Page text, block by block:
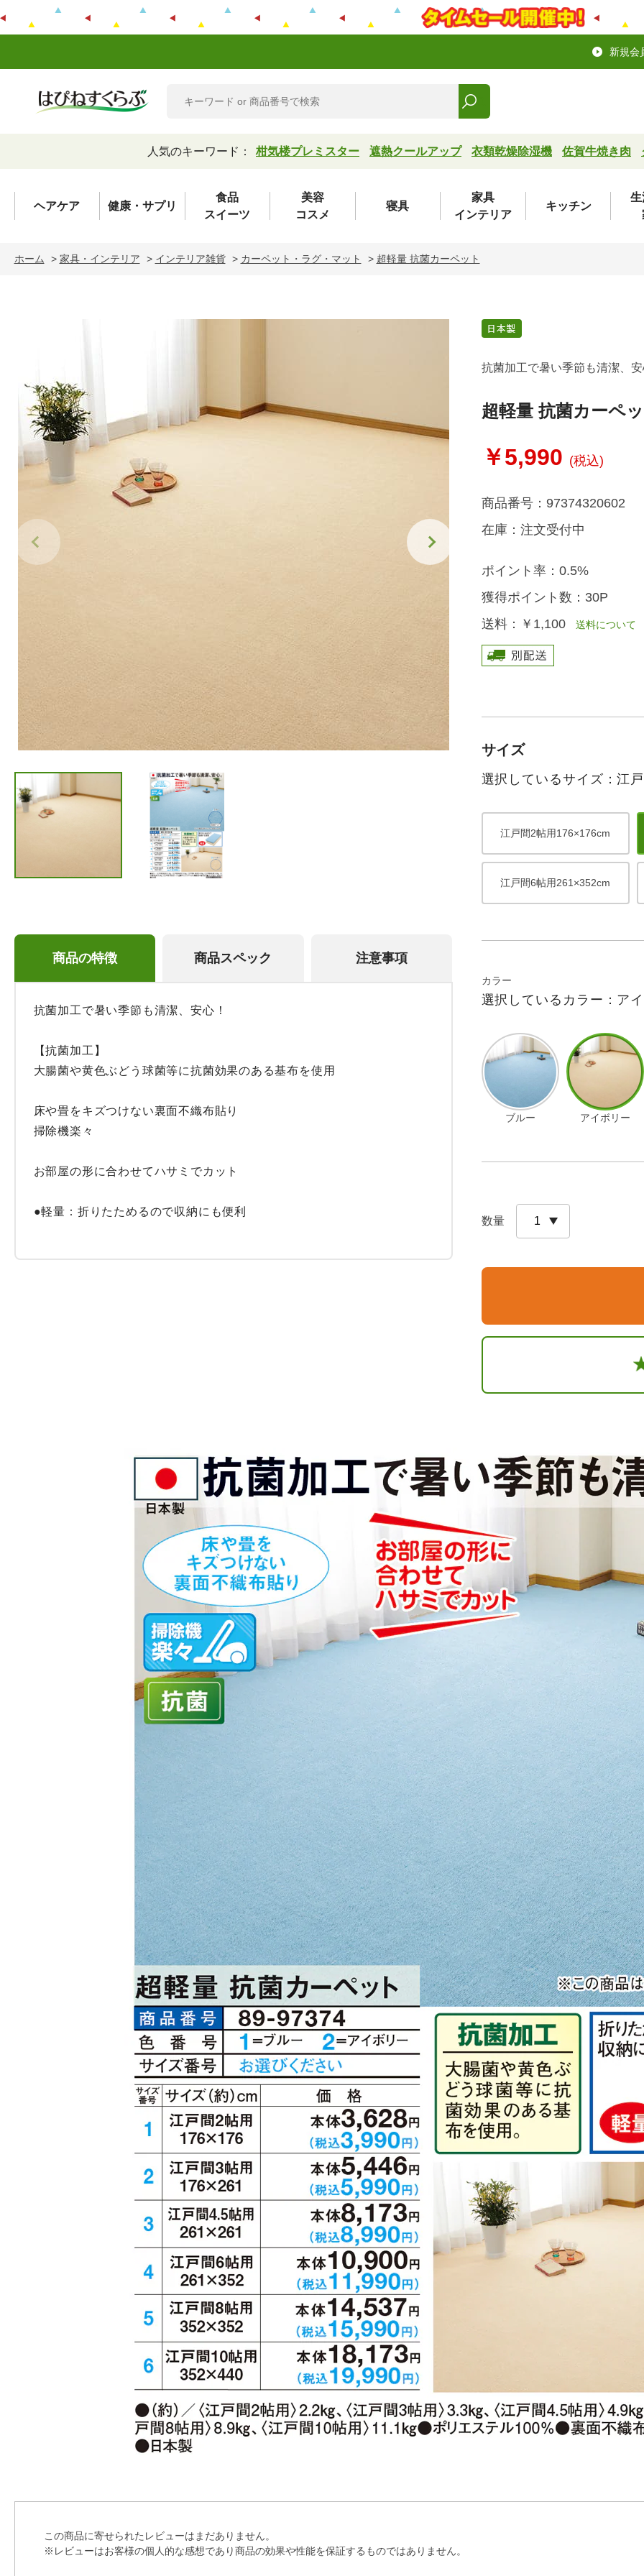
新規会
人気のキーワード： 柑気楼プレミスター 遮熱クールアップ 衣類乾燥除湿機 佐賀牛焼き肉
ヘアケア 健康・サプリ
食品
スイーツ
美容
コスメ
寝具
家具
インテリア
キッチン
生
ホーム > 家具・インテリア > インテリア雑貨 > カーペット・ラグ・マット > 超軽量 抗菌カーペット
商品の特徴 商品スペック 注意事項
抗菌加工で暑い季節も清潔、安心！
【抗菌加工】
大腸菌や黄色ぶどう球菌等に抗菌効果のある基布を使用
床や畳をキズつけない裏面不織布貼り
掃除機楽々
お部屋の形に合わせてハサミでカット
●軽量：折りたためるので収納にも便利
抗菌加工で暑い季節も清潔、
超軽量 抗菌カーペ
￥5,990 (税込)
商品番号： 97374320602
在庫： 注文受付中
ポイント率： 0.5%
獲得ポイント数： 30P
送料： ￥1,100送料について
サイズ
選択しているサイズ：江
江戸間2帖用176×176cm
江戸間6帖用261×352cm
カラー
選択しているカラー：ア
ブルー アイボリー
数量
この商品に寄せられたレビューはまだありません。
※レビューはお客様の個人的な感想であり商品の効果や性能を保証するものではありません。